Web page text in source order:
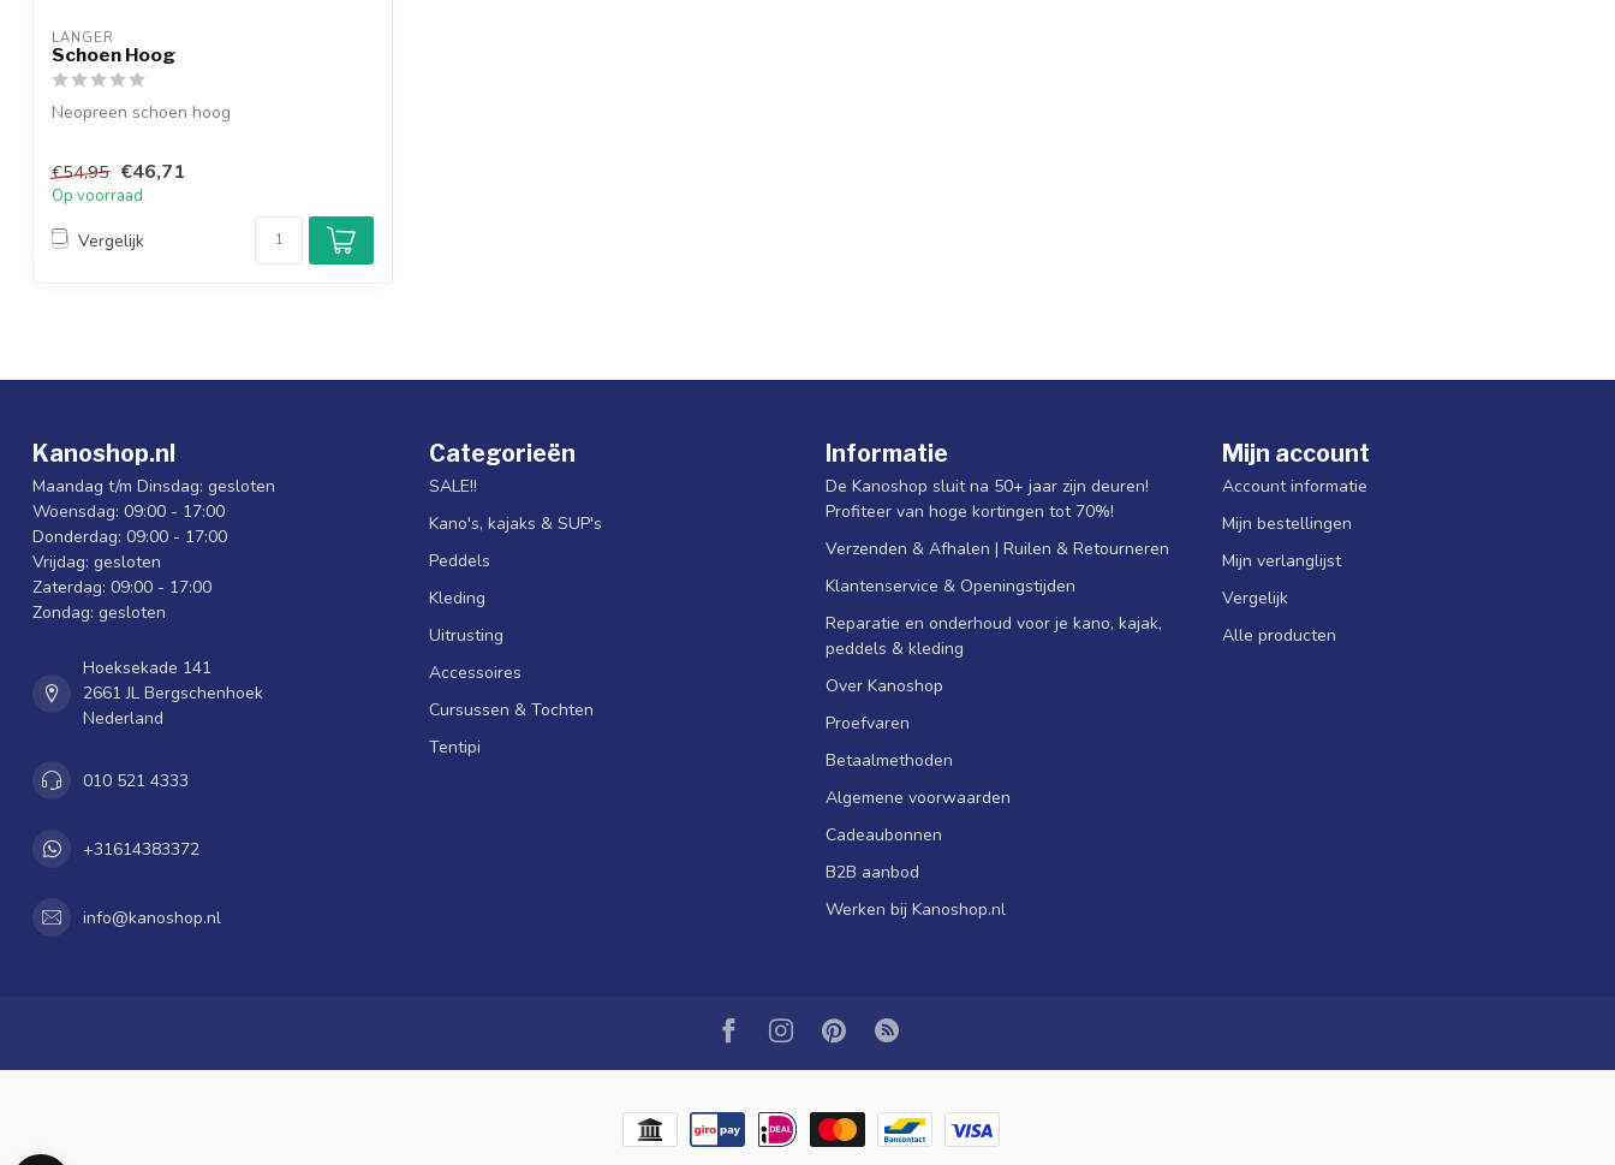
LANGER
Schoen Hoog
Neopreen schoen hoog
€54,95 €46,71
Op voorraad
Vergelijk
Kanoshop.nl
Maandag t/m Dinsdag: gesloten
Woensdag: 09:00 - 17:00
Donderdag: 09:00 - 17:00
Vrijdag: gesloten
Zaterdag: 09:00 - 17:00
Zondag: gesloten
Hoeksekade 141
2661 JL Bergschenhoek
Nederland
010 521 4333
+31614383372
info@kanoshop.nl
Categorieën
SALE!!
Kano's, kajaks & SUP's
Peddels
Kleding
Uitrusting
Accessoires
Cursussen & Tochten
Tentipi
Informatie
De Kanoshop sluit na 50+ jaar zijn deuren!
Profiteer van hoge kortingen tot 70%!
Verzenden & Afhalen | Ruilen & Retourneren
Klantenservice & Openingstijden
Reparatie en onderhoud voor je kano, kajak,
peddels & kleding
Over Kanoshop
Proefvaren
Betaalmethoden
Algemene voorwaarden
Cadeaubonnen
B2B aanbod
Werken bij Kanoshop.nl
Mijn account
Account informatie
Mijn bestellingen
Mijn verlanglijst
Vergelijk
Alle producten